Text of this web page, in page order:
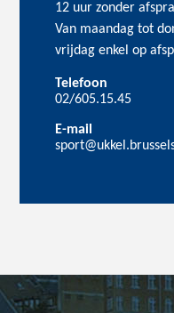
12 uur zonder
Van maandag tot
vrijdag enkel op
Telefoon
02/605.15.45
E-mail